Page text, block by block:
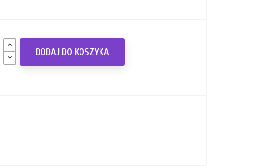
DODAJ DO KOSZYKA